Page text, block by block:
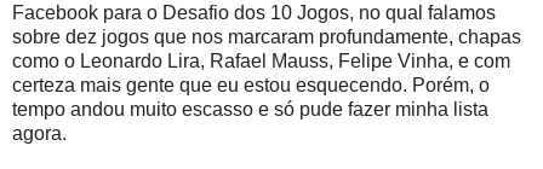
Facebook para o Desafio dos 10 Jogos, no qual falamos
sobre dez jogos que nos marcaram profundamente, chapas
como o Leonardo Lira, Rafael Mauss, Felipe Vinha, e com
certeza mais gente que eu estou esquecendo. Porém, o
tempo andou muito escasso e só pude fazer minha lista
agora.